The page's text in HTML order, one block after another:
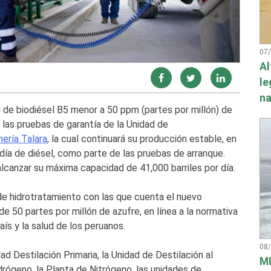
biodiésel B5 menor a 50 ppm (partes por millón) de
pruebas de garantía de la Unidad de
Talara, la cual continuará su producción estable, en
de diésel, como parte de las pruebas de arranque.
su máxima capacidad de 41,000 barriles por día.
hidrotratamiento con las que cuenta el nuevo
50 partes por millón de azufre, en línea a la normativa
y la salud de los peruanos.
Destilación Primaria, la Unidad de Destilación al